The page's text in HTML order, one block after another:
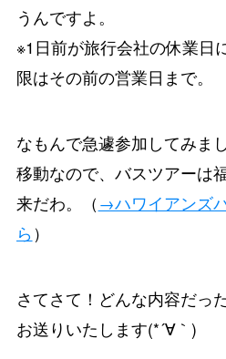
うんですよ。
※1日前が旅行会社の休業日
限はその前の営業日まで。
なもんで急遽参加してみま
移動なので、バスツアーは
来だわ。（ →ハワイアンズ
ら ）
さてさて！どんな内容だっ
お送りいたします(*´∀｀)